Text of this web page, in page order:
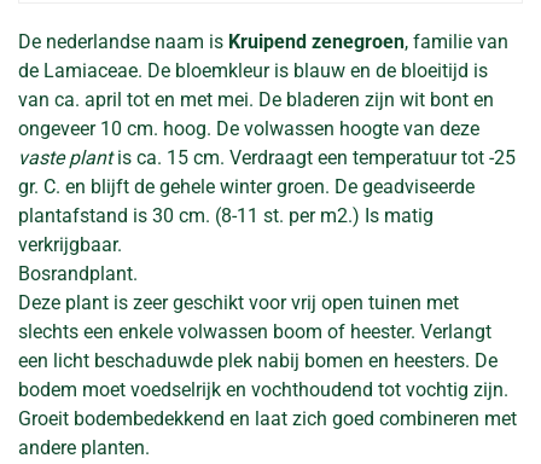
De nederlandse naam is Kruipend zenegroen, familie van
de Lamiaceae. De bloemkleur is blauw en de bloeitijd is
van ca. april tot en met mei. De bladeren zijn wit bont en
ongeveer 10 cm. hoog. De volwassen hoogte van deze
vaste plantis ca. 15 cm. Verdraagt een temperatuur tot -25
gr. C. en blijft de gehele winter groen. De geadviseerde
plantafstand is 30 cm. (8-11 st. per m2.) Is matig
verkrijgbaar.
Bosrandplant.
Deze plant is zeer geschikt voor vrij open tuinen met
slechts een enkele volwassen boom of heester. Verlangt
een licht beschaduwde plek nabij bomen en heesters. De
bodem moet voedselrijk en vochthoudend tot vochtig zijn.
Groeit bodembedekkend en laat zich goed combineren met
andere planten.